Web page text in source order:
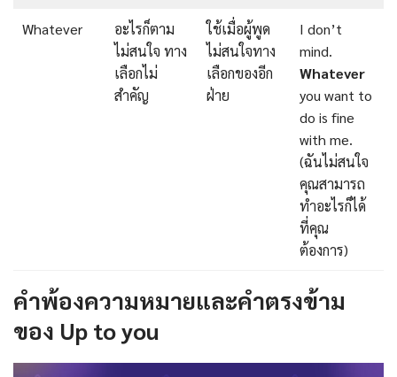
Whatever
อะไรก็ตาม
ไม่สนใจ ทาง
เลือกไม่
สำคัญ
ใช้เมื่อผู้พูด
ไม่สนใจทาง
เลือกของอีก
ฝ่าย
I don’t
mind.
Whatever
you want to
do is fine
with me.
(ฉันไม่สนใจ
คุณสามารถ
ทำอะไรก็ได้
ที่คุณ
ต้องการ)
คำพ้องความหมายและคำตรงข้าม
ของ Up to you